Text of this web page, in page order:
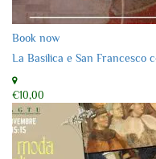
Book now
La Basilica e San Francesco
€10,00